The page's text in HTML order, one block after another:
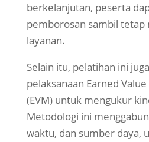
berkelanjutan, peserta
pemborosan sambil tetap
layanan.
Selain itu, pelatihan ini
pelaksanaan Earned
(EVM) untuk mengukur
Metodologi ini
waktu, dan sumber daya,